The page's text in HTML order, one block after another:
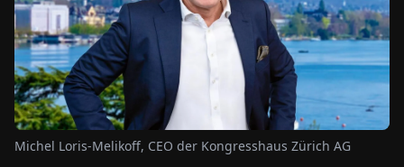
NEWS
ÜBER
UNS
Michel Loris-Melikoff, CEO der Kongresshaus Zürich AG